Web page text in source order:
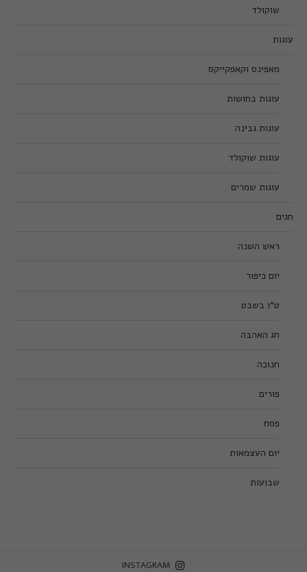
שוקולד
עוגות
מאפינס וקאפקייקס
עוגות בחושות
עוגות גבינה
עוגות שוקולד
עוגות שמרים
חגים
ראש השנה
יום כיפור
ט”ו בשבט
חג האהבה
חנוכה
פורים
פסח
יום העצמאות
שבועות
INSTAGRAM